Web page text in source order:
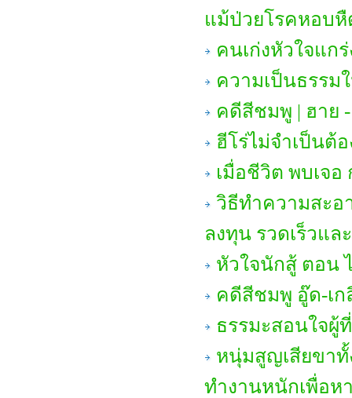
แม้ป่วยโรคหอบหื
คนเก่งหัวใจแก
ความเป็นธรรม
คดีสีชมพู | ฮาย -
ฮีโร่ไม่จำเป็นต้
เมื่อชีวิต พบเจอ
วิธีทำความสะ
ลงทุน รวดเร็วแล
หัวใจนักสู้ ตอน
คดีสีชมพู อู๊ด-เก
ธรรมะสอนใจผู้
หนุ่มสูญเสียขาทั้
ทำงานหนักเพื่อห